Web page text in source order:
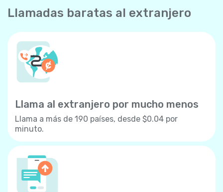
Llamadas baratas al extranjero
Llama al extranjero por mucho menos
Llama a más de 190 países, desde $0.04 por
minuto.